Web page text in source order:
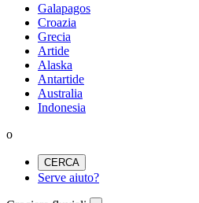
Galapagos
Croazia
Grecia
Artide
Alaska
Antartide
Australia
Indonesia
o
CERCA
Serve aiuto?